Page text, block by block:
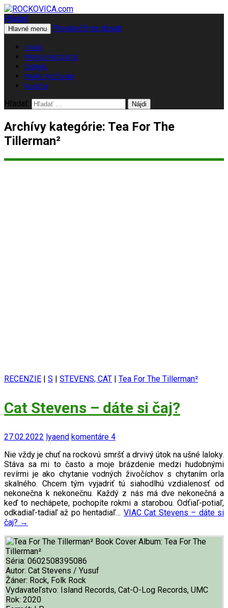
ROCKOVICA.com
Hľadať
Hlavné menu Preskočiť na obsah
O NÁS
PROFILY/RECENZIE
ŽURNÁL
PRÁVE POČÚVAM
RockČet
Hľadať:
Archívy kategórie: Tea For The
Tillerman²
RECENZIE | S | STEVENS, CAT | Tea For The Tillerman²
Cat Stevens – dáte si čaj?
27.02.2022 lyaend komentáre 4
Nie vždy je chuť na rockovú smršť a drvivý útok na ušné laloky.
Stáva sa mi to často a moje brázdenie medzi hudobnými
revírmi je ako chytanie vodných živočíchov s chytaním orla
skalného. Chcem tým vyjadriť tú siahodlhú vzdialenosť od
nekonečna k nekonečnu. Každý z nás má dve nekonečná a
keď to nechápete, pochopíte rokmi a starobou. Odťiaľ-potiaľ,
odkadiaľ-tadiaľ až po hentadiaľ… VIACCat Stevens – dáte si
čaj? →
Album: Tea For The
Tillerman²
Séria: 0602508395086
Autor: Cat Stevens / Yusuf
Žáner: Rock, Folk Rock
Vydavateľstvo: Island Records, Cat-O-Log Records, UMC
Rok: 2020